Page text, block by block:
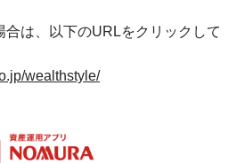
合は、以下のURLをクリックして
wealthstyle/